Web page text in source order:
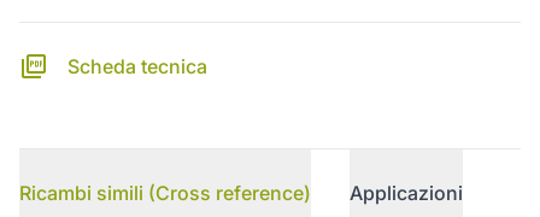
Scheda tecnica
Ricambi simili (Cross reference) Applicazioni